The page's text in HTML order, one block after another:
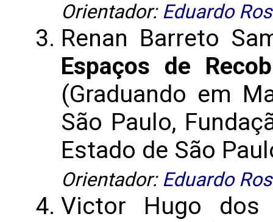
Orientador: Eduardo
Renan Barreto
Espaços de
(Graduando em
São Paulo,
Estado de São
Orientador: Eduardo
Victor Hugo